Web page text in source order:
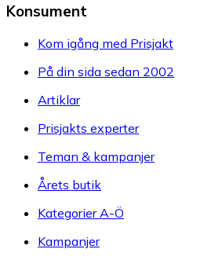
Konsument
Kom igång med Prisjakt
På din sida sedan 2002
Artiklar
Prisjakts experter
Teman & kampanjer
Årets butik
Kategorier A-Ö
Kampanjer